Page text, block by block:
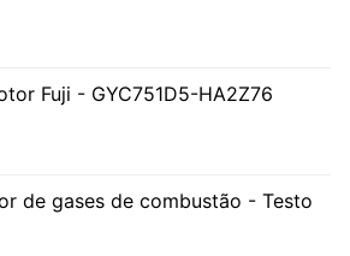
Fuji - GYC751D5-HA2Z76
de gases de combustão - Testo